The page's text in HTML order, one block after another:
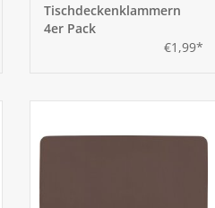
Tischdeckenklammern
4er Pack
€1,99*